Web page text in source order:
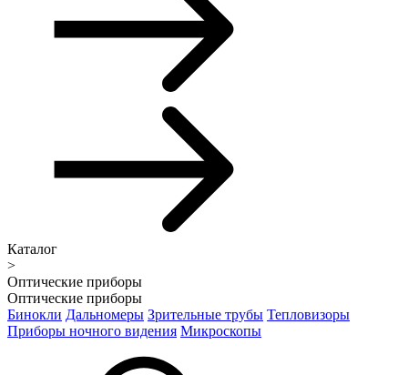
Каталог
>
Оптические приборы
Оптические приборы
Бинокли Дальномеры Зрительные трубы Тепловизоры
Приборы ночного видения Микроскопы